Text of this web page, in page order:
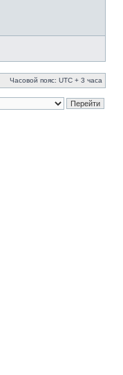
Часовой пояс: UTC + 3 часа